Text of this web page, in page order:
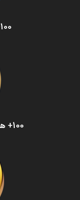
100+ هزار تومان کاشت نهال
100+ هزار تومان حمایت از حیوانات